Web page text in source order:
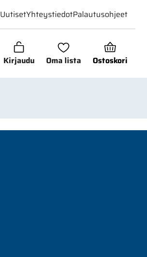
Kirjaudu Oma lista Ostoskori
UutisetYhteystiedotPalautusohjeet